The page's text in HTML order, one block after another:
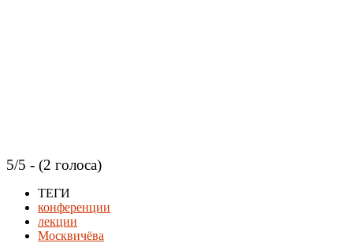
5/5 - (2 голоса)
ТЕГИ
конференции
лекции
Москвичёва